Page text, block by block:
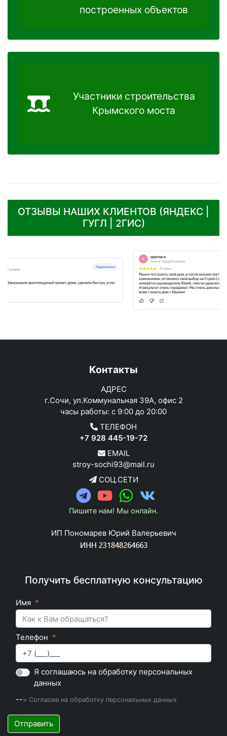
построенных объектов
Участники строительства
Крымского моста
ОТЗЫВЫ НАШИХ КЛИЕНТОВ (ЯНДЕКС |
ГУГЛ | 2ГИС)
Контакты
АДРЕС
г.Сочи, ул.Коммунальная 39А, офис 2
часы работы: с 9:00 до 20:00
ТЕЛЕФОН
+7 928 445-19-72
EMAIL
stroy-sochi93@mail.ru
СОЦ.СЕТИ
Пишите нам! Мы онлайн.
ИП Пономарев Юрий Валерьевич
Получить бесплатную консультацию
Имя
Телефон
Я соглашаюсь на обработку персональных
данных
--> Согласие на обработку персональных данных
Отправить